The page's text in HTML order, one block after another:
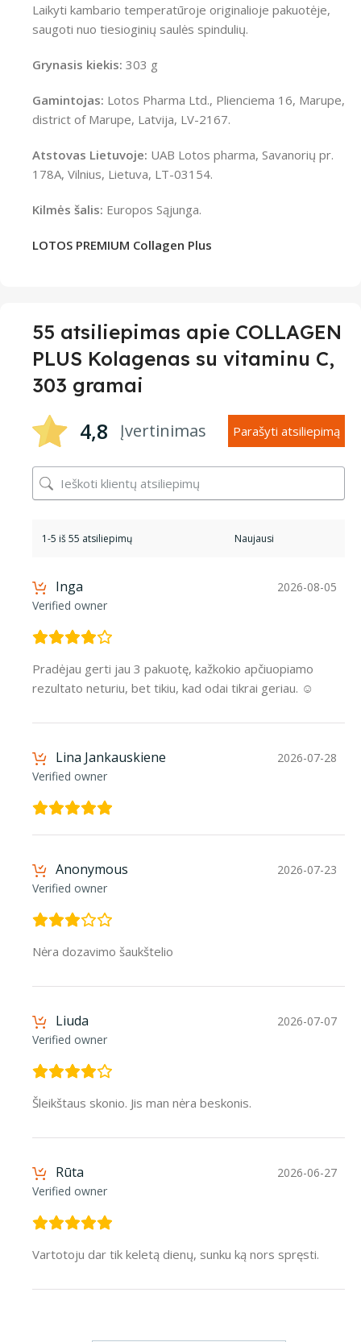
Laikyti kambario temperatūroje originalioje pakuotėje,
saugoti nuo tiesioginių saulės spindulių.
Grynasis kiekis: 303 g
Gamintojas: Lotos Pharma Ltd., Plienciema 16, Marupe,
district of Marupe, Latvija, LV-2167.
Atstovas Lietuvoje: UAB Lotos pharma, Savanorių pr.
178A, Vilnius, Lietuva, LT-03154.
Kilmės šalis: Europos Sąjunga.
LOTOS PREMIUM Collagen Plus
55 atsiliepimas apie COLLAGEN
PLUS Kolagenas su vitaminu C,
303 gramai
4,8 Įvertinimas Parašyti atsiliepimą
1-5 iš 55 atsiliepimų
Inga
Verified owner
2026-08-05
Pradėjau gerti jau 3 pakuotę, kažkokio apčiuopiamo
rezultato neturiu, bet tikiu, kad odai tikrai geriau. ☺️
Lina Jankauskiene
Verified owner
2026-07-28
Anonymous
Verified owner
2026-07-23
Nėra dozavimo šaukštelio
Liuda
Verified owner
2026-07-07
Šleikštaus skonio. Jis man nėra beskonis.
Rūta
Verified owner
2026-06-27
Vartotoju dar tik keletą dienų, sunku ką nors spręsti.